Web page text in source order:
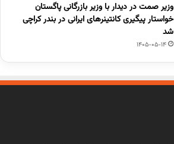
وزیر صمت در دیدار با وزیر بازرگانی پاگستان
خواستار پیگیری کانتینرهای ایرانی در بندر کراچی
شد
1405-05-14